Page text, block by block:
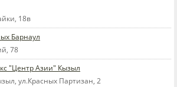
18в
Барнаул
78
"Центр Азии" Кызыл
ул.Красных Партизан, 2